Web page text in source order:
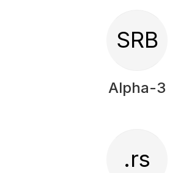
SRB
Alpha-3
.rs